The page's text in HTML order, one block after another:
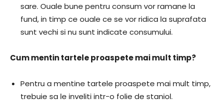
sare. Ouale bune pentru consum vor ramane la
fund, in timp ce ouale ce se vor ridica la suprafata
sunt vechi si nu sunt indicate consumului.
Cum mentin tartele proaspete mai mult timp?
Pentru a mentine tartele proaspete mai mult timp,
trebuie sa le inveliti intr-o folie de staniol.